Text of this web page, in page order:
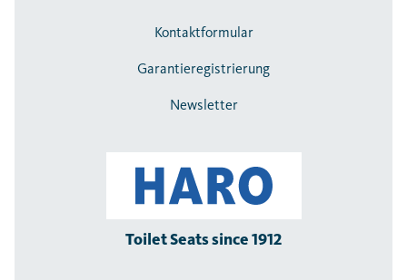
Kontaktformular
Garantieregistrierung
Newsletter
Toilet Seats since 1912